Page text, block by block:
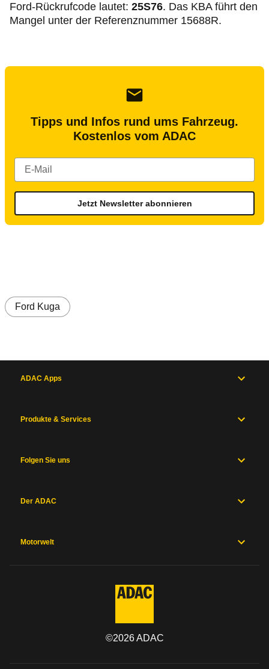
Ford-Rückrufcode lautet: 25S76. Das KBA führt den
Mangel unter der Referenznummer 15688R.
Tipps und Infos rund ums Fahrzeug.
Kostenlos vom ADAC
Jetzt Newsletter abonnieren
Ford Kuga
ADAC Apps
Produkte & Services
Folgen Sie uns
Der ADAC
Motorwelt
©2026ADAC